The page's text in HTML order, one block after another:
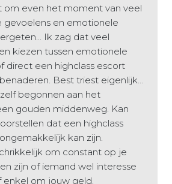
om even het moment van veel
gevoelens en emotionele
Ik zag dat veel
kiezen tussen emotionele
direct een highclass escort
Best triest eigenlijk...
begonnen aan het
gouden middenweg. Kan
dat een highclass
kan zijn.
om constant op je
zijn of iemand wel interesse
om jouw geld.